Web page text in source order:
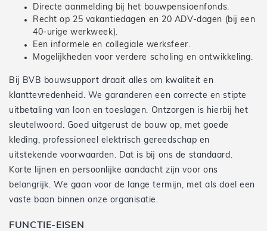
Directe aanmelding bij het bouwpensioenfonds.
Recht op 25 vakantiedagen en 20 ADV-dagen (bij een
40-urige werkweek).
Een informele en collegiale werksfeer.
Mogelijkheden voor verdere scholing en ontwikkeling.
Bij BVB bouwsupport draait alles om kwaliteit en
klanttevredenheid. We garanderen een correcte en stipte
uitbetaling van loon en toeslagen. Ontzorgen is hierbij het
sleutelwoord. Goed uitgerust de bouw op, met goede
kleding, professioneel elektrisch gereedschap en
uitstekende voorwaarden. Dat is bij ons de standaard.
Korte lijnen en persoonlijke aandacht zijn voor ons
belangrijk. We gaan voor de lange termijn, met als doel een
vaste baan binnen onze organisatie.
FUNCTIE-EISEN